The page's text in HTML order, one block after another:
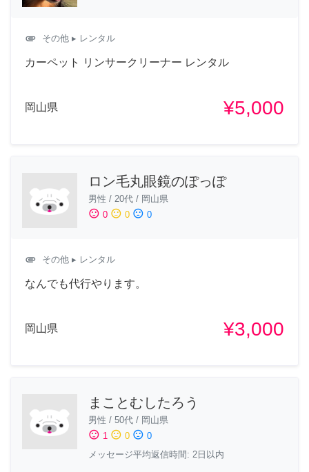
attachment その他 ▸ レンタル
カーペット リンサークリーナー レンタル
岡山県 ¥5,000
ロン毛丸眼鏡のぽっぽ
男性 / 20代 / 岡山県
sentiment_satisfied 0 sentiment_neutral 0 sentiment_dissatisfied 0
attachment その他 ▸ レンタル
なんでも代行やります。
岡山県 ¥3,000
まことむしたろう
男性 / 50代 / 岡山県
sentiment_satisfied 1 sentiment_neutral 0 sentiment_dissatisfied 0
メッセージ平均返信時間: 2日以内